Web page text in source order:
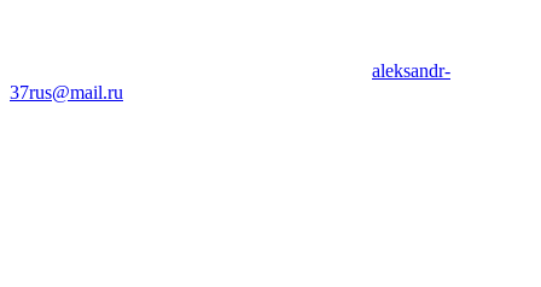
aleksandr-
37rus@mail.ru